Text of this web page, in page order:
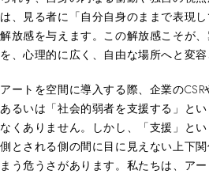
は、見る者に「自分自身のままで表現
解放感を与えます。この解放感こそが
を、心理的に広く、自由な場所へと変容
アートを空間に導入する際、企業のCSR
あるいは「社会的弱者を支援する」と
なくありません。しかし、「支援」と
側とされる側の間に目に見えない上下
まう危うさがあります。私たちは、ア